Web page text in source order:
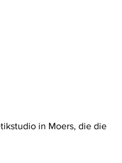
in Moers, die die